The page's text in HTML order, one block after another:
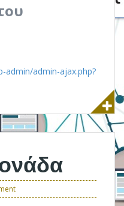
admin/admin-ajax.php?